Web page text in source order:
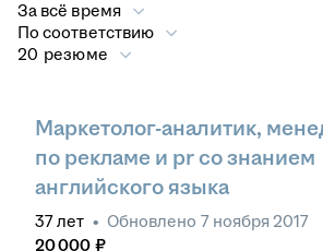
За всё время
По соответствию
20 резюме
Маркетолог-аналитик,
по рекламе и pr со знанием
английского языка
37лет • Обновлено 7 ноября 2017
20 000 ₽